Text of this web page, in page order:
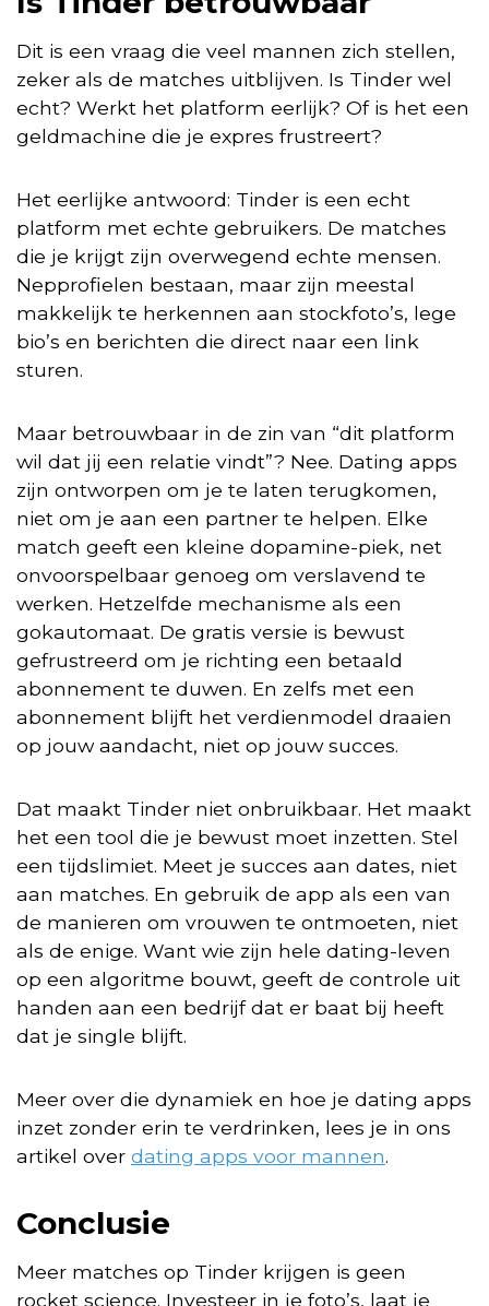
Dit is een vraag die veel mannen zich stellen,
zeker als de matches uitblijven. Is Tinder wel
echt? Werkt het platform eerlijk? Of is het een
geldmachine die je expres frustreert?
Het eerlijke antwoord: Tinder is een echt
platform met echte gebruikers. De matches
die je krijgt zijn overwegend echte mensen.
Nepprofielen bestaan, maar zijn meestal
makkelijk te herkennen aan stockfoto’s, lege
bio’s en berichten die direct naar een link
sturen.
Maar betrouwbaar in de zin van “dit platform
wil dat jij een relatie vindt”? Nee. Dating apps
zijn ontworpen om je te laten terugkomen,
niet om je aan een partner te helpen. Elke
match geeft een kleine dopamine-piek, net
onvoorspelbaar genoeg om verslavend te
werken. Hetzelfde mechanisme als een
gokautomaat. De gratis versie is bewust
gefrustreerd om je richting een betaald
abonnement te duwen. En zelfs met een
abonnement blijft het verdienmodel draaien
op jouw aandacht, niet op jouw succes.
Dat maakt Tinder niet onbruikbaar. Het maakt
het een tool die je bewust moet inzetten. Stel
een tijdslimiet. Meet je succes aan dates, niet
aan matches. En gebruik de app als een van
de manieren om vrouwen te ontmoeten, niet
als de enige. Want wie zijn hele dating-leven
op een algoritme bouwt, geeft de controle uit
handen aan een bedrijf dat er baat bij heeft
dat je single blijft.
Meer over die dynamiek en hoe je dating apps
inzet zonder erin te verdrinken, lees je in ons
artikel over dating apps voor mannen.
Conclusie
Meer matches op Tinder krijgen is geen
rocket science. Investeer in je foto’s, laat je